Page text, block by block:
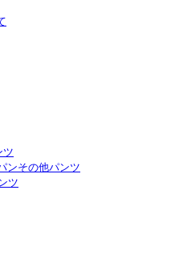
ツ
ンその他パンツ
ツ